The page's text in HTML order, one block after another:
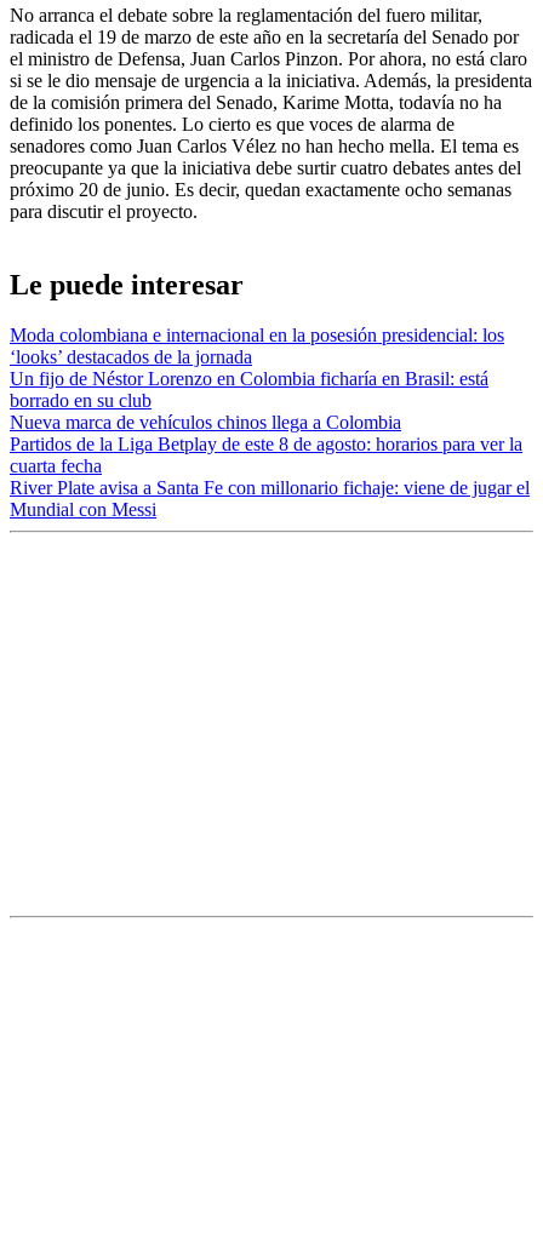
No arranca el debate sobre la reglamentación del fuero militar,
radicada el 19 de marzo de este año en la secretaría del Senado por
el ministro de Defensa, Juan Carlos Pinzon. Por ahora, no está claro
si se le dio mensaje de urgencia a la iniciativa. Además, la presidenta
de la comisión primera del Senado, Karime Motta, todavía no ha
definido los ponentes. Lo cierto es que voces de alarma de
senadores como Juan Carlos Vélez no han hecho mella. El tema es
preocupante ya que la iniciativa debe surtir cuatro debates antes del
próximo 20 de junio. Es decir, quedan exactamente ocho semanas
para discutir el proyecto.
Le puede interesar
Moda colombiana e internacional en la posesión presidencial: los
‘looks’ destacados de la jornada
Un fijo de Néstor Lorenzo en Colombia ficharía en Brasil: está
borrado en su club
Nueva marca de vehículos chinos llega a Colombia
Partidos de la Liga Betplay de este 8 de agosto: horarios para ver la
cuarta fecha
River Plate avisa a Santa Fe con millonario fichaje: viene de jugar el
Mundial con Messi